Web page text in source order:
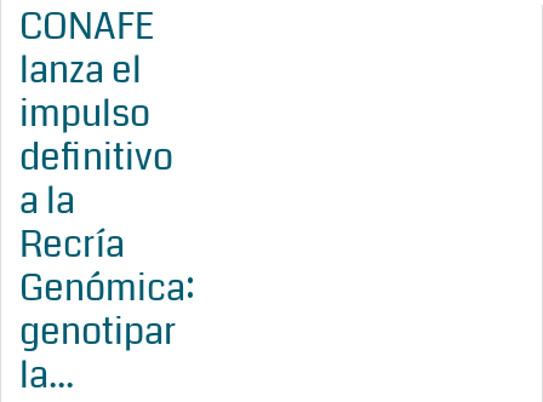
CONAFE
lanza el
impulso
definitivo
a la
Recría
Genómica:
genotipar
la...